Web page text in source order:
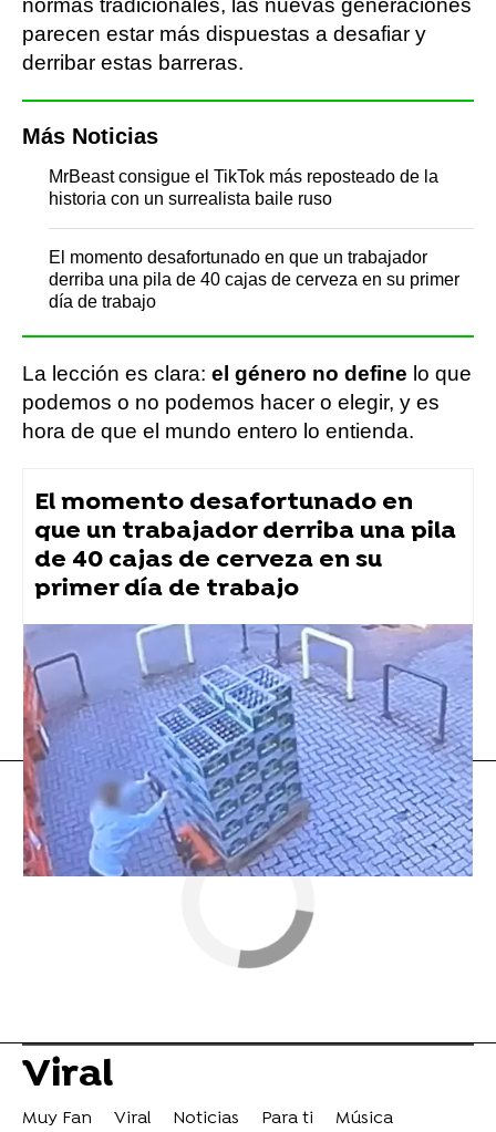
normas tradicionales, las nuevas generaciones
parecen estar más dispuestas a desafiar y
derribar estas barreras.
Más Noticias
MrBeast consigue el TikTok más reposteado de la
historia con un surrealista baile ruso
El momento desafortunado en que un trabajador
derriba una pila de 40 cajas de cerveza en su primer
día de trabajo
La lección es clara: el género no define lo que
podemos o no podemos hacer o elegir, y es
hora de que el mundo entero lo entienda.
El momento desafortunado en
que un trabajador derriba una pila
de 40 cajas de cerveza en su
primer día de trabajo
tuit viral
Flooxer Now » Viral
Viral
Muy Fan Viral Noticias Para ti
Música